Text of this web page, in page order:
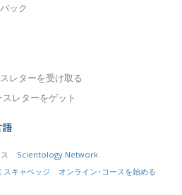
ック
レターを受け取る
レターをゲット
語
Scientology Network
スキャベッジ
オンライン･コースを始める